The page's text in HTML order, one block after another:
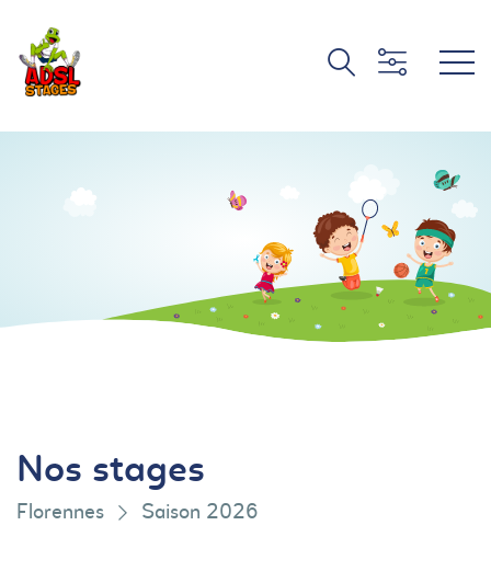
Nos stages
Florennes Saison 2026